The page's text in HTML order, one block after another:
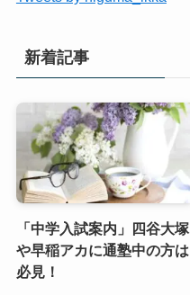
新着記事
「中学入試案内」四谷大塚
や早稲アカに通塾中の方は
必見！